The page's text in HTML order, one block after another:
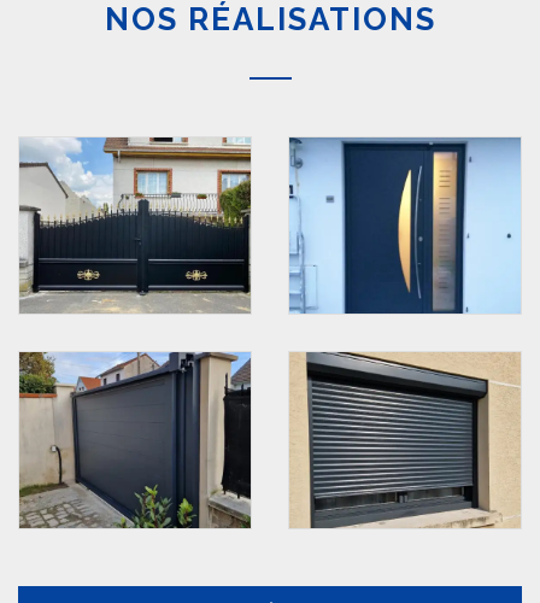
NOS RÉALISATIONS